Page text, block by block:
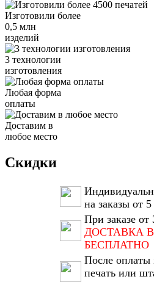
Изготовили более
0,5 млн
изделий
3 технологии
изготовления
Любая форма
оплаты
Доставим в
любое место
Скидки
на заказы от
При заказе от
ДОСТАВКА
БЕСПЛАТНО
После оплаты
печать или